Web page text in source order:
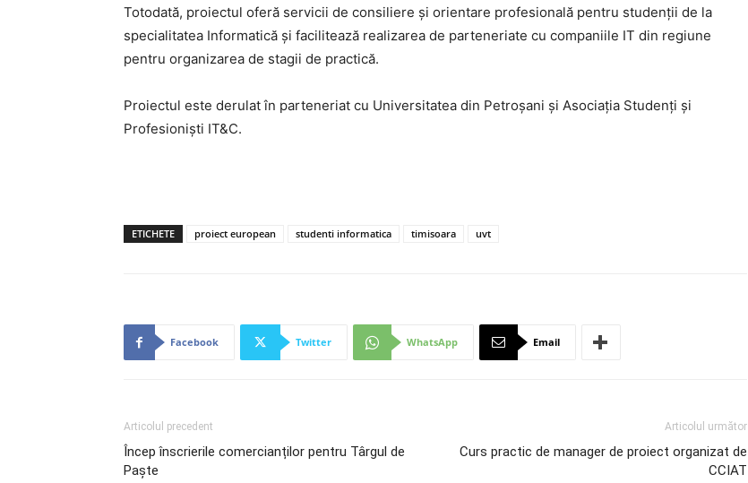
Totodată, proiectul oferă servicii de consiliere și orientare profesională pentru studenții de la
specialitatea Informatică și facilitează realizarea de parteneriate cu companiile IT din regiune
pentru organizarea de stagii de practică.
Proiectul este derulat în parteneriat cu Universitatea din Petroșani și Asociaţia Studenţi şi
Profesionişti IT&C.
ETICHETE proiect european studenti informatica timisoara uvt
Facebook Twitter WhatsApp Email
Articolul precedent
Încep înscrierile comercianților pentru Târgul de
Paște
Articolul următor
Curs practic de manager de proiect organizat de
CCIAT